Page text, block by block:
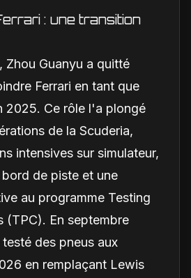
: une transition
Zhou Guanyu a quitté
Ferrari en tant que
2025. Ce rôle l'a plongé
de la Scuderia,
intensives sur simulateur,
de piste et une
au programme Testing
(TPC). En septembre
des pneus aux
en remplaçant Lewis